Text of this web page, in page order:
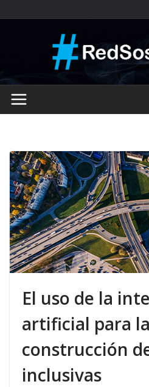
al
El uso de la
artificial para la
construcción
inclusivas